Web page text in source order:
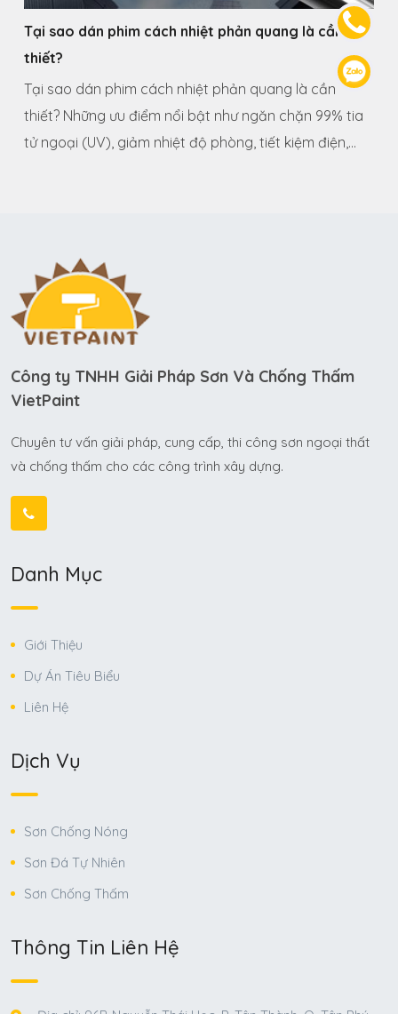
Tại sao dán phim cách nhiệt phản quang là cần
thiết?
Tại sao dán phim cách nhiệt phản quang là cần
thiết? Những ưu điểm nổi bật như ngăn chặn 99% tia
tử ngoại (UV), giảm nhiệt độ phòng, tiết kiệm điện,...
Công ty TNHH Giải Pháp Sơn Và Chống Thấm
VietPaint
Chuyên tư vấn giải pháp, cung cấp, thi công sơn ngoại thất
và chống thấm cho các công trình xây dựng.
Danh Mục
Giới Thiệu
Dự Án Tiêu Biểu
Liên Hệ
Dịch Vụ
Sơn Chống Nóng
Sơn Đá Tự Nhiên
Sơn Chống Thấm
Thông Tin Liên Hệ